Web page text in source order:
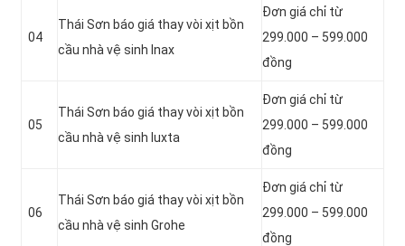
04
Thái Sơn báo giá thay vòi xịt bồn
cầu nhà vệ sinh Inax
Đơn giá chỉ từ
299.000 – 599.000
đồng
05
Thái Sơn báo giá thay vòi xịt bồn
cầu nhà vệ sinh Iuxta
Đơn giá chỉ từ
299.000 – 599.000
đồng
06
Thái Sơn báo giá thay vòi xịt bồn
cầu nhà vệ sinh Grohe
Đơn giá chỉ từ
299.000 – 599.000
đồng